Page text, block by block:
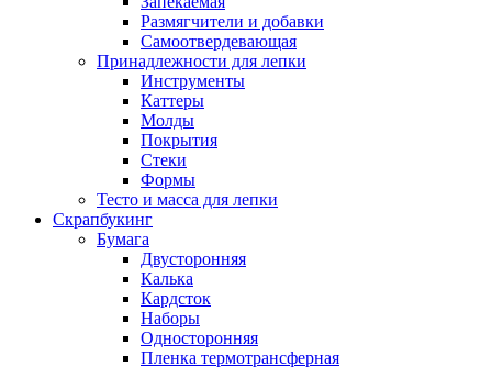
Размягчители и добавки
Самоотвердевающая
Принадлежности для лепки
Инструменты
Каттеры
Молды
Покрытия
Стеки
Формы
Тесто и масса для лепки
Скрапбукинг
Бумага
Двусторонняя
Калька
Кардсток
Наборы
Односторонняя
Пленка термотрансферная